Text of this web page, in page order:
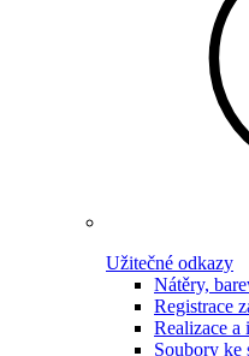
Užitečné odkazy
Nátěry,
Registrace
Realizace a
Soubory ke